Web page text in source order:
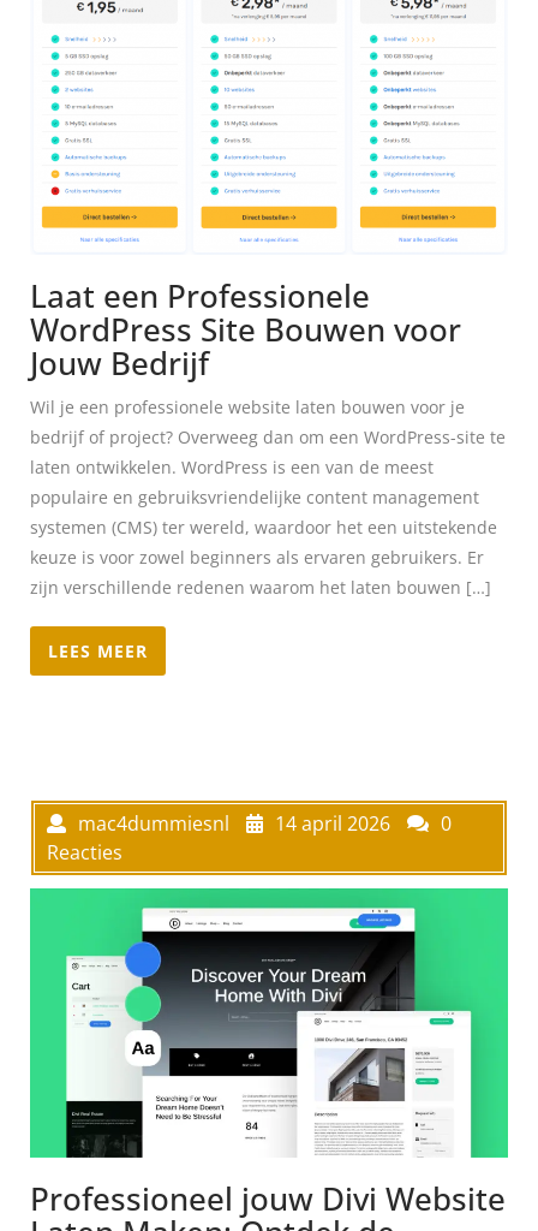
Laat een Professionele
WordPress Site Bouwen voor
Jouw Bedrijf
Wil je een professionele website laten bouwen voor je
bedrijf of project? Overweeg dan om een WordPress-site te
laten ontwikkelen. WordPress is een van de meest
populaire en gebruiksvriendelijke content management
systemen (CMS) ter wereld, waardoor het een uitstekende
keuze is voor zowel beginners als ervaren gebruikers. Er
zijn verschillende redenen waarom het laten bouwen […]
LEES MEER
mac4dummiesnl 14 april 2026
0
Reacties
Professioneel jouw Divi Website